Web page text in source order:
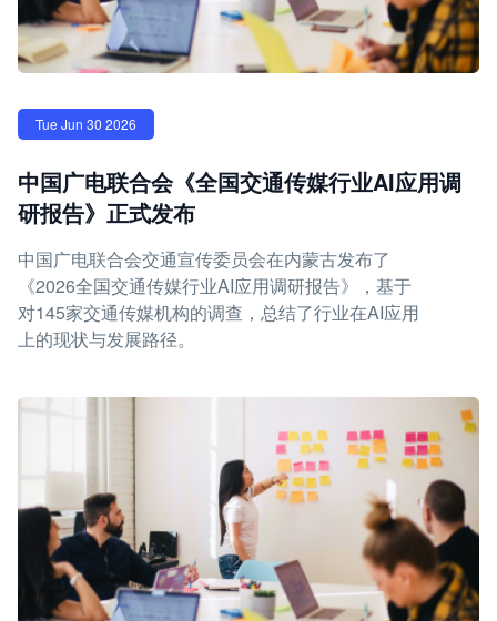
Tue Jun 30 2026
中国广电联合会《全国交通传媒行业AI应用调
研报告》正式发布
中国广电联合会交通宣传委员会在内蒙古发布了
《2026全国交通传媒行业AI应用调研报告》，基于
对145家交通传媒机构的调查，总结了行业在AI应用
上的现状与发展路径。